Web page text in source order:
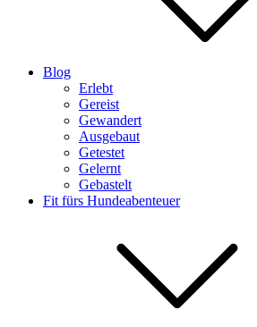
Blog
Erlebt
Gereist
Gewandert
Ausgebaut
Getestet
Gelernt
Gebastelt
Fit fürs Hundeabenteuer